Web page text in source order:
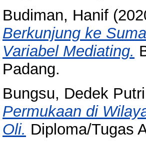
Budiman, Hanif
Berkunjung ke
Variabel Mediating.
Padang.
Bungsu, Dedek Putri
Permukaan di
Oli. Diploma/Tugas